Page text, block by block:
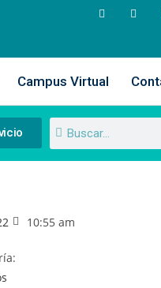
Campus Virtual
10:55 am